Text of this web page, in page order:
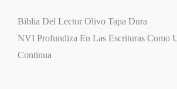
Biblia Del Lector Olivo Tapa Dura
NVI Profundiza En Las Escrituras Como
Continua